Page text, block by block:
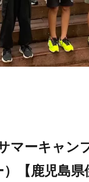
マーキャン
【鹿児島